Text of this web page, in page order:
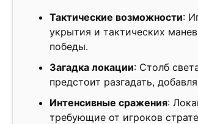
Тактические возможности:
укрытия и тактических
победы.
Загадка локации: Столб
предстоит разгадать,
Интенсивные сражения:
требующие от игроков